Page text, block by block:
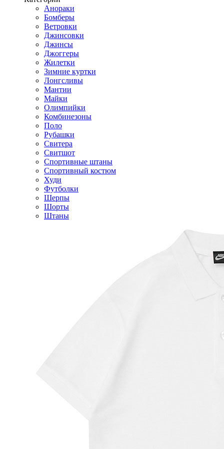
Анораки
Бомберы
Ветровки
Джинсовки
Джинсы
Джоггеры
Жилетки
Зимние куртки
Лонгсливы
Мантии
Майки
Олимпийки
Комбинезоны
Поло
Рубашки
Свитера
Свитшот
Спортивные штаны
Спортивный костюм
Худи
Футболки
Шерпы
Шорты
Штаны